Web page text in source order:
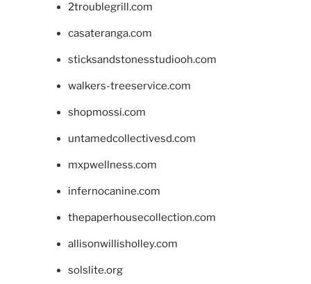
2troublegrill.com
casateranga.com
sticksandstonesstudiooh.com
walkers-treeservice.com
shopmossi.com
untamedcollectivesd.com
mxpwellness.com
infernocanine.com
thepaperhousecollection.com
allisonwillisholley.com
solslite.org